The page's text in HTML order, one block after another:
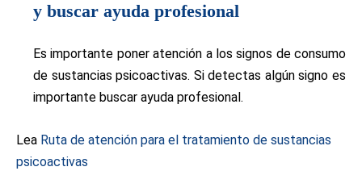
y buscar ayuda profesional
Es importante poner atención a los signos de consumo
de sustancias psicoactivas. Si detectas algún signo es
importante buscar ayuda profesional.
Lea Ruta de atención para el tratamiento de sustancias
psicoactivas